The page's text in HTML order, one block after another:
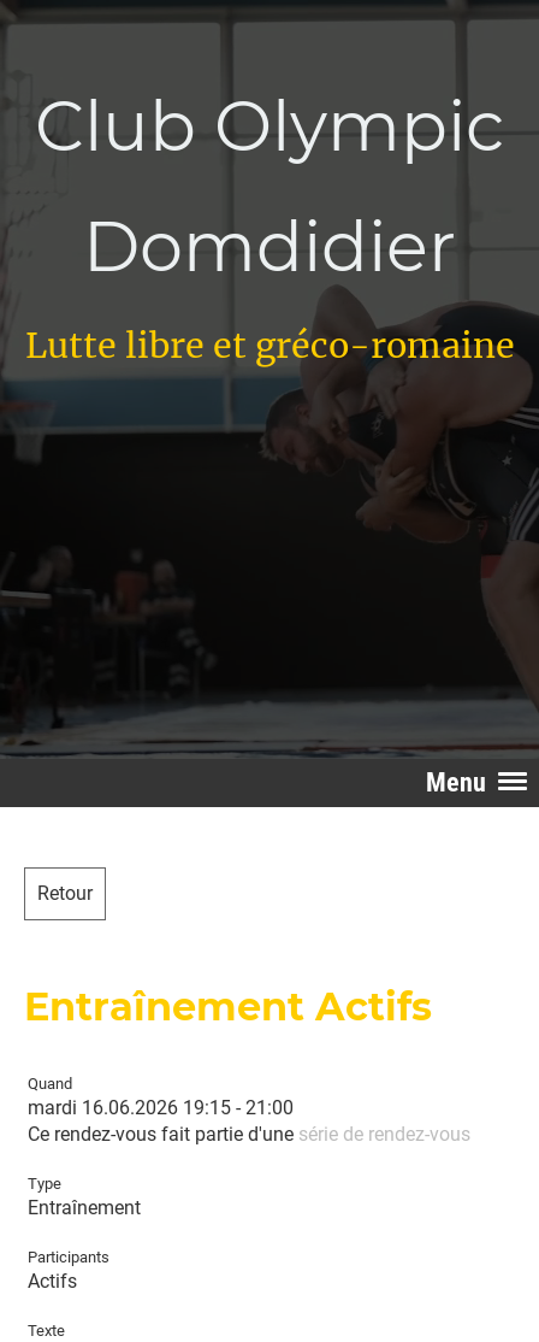
Club Olympic
Domdidier
Lutte libre et gréco-romaine
Menu
Retour
Entraînement Actifs
Quand
mardi 16.06.2026 19:15 - 21:00
Ce rendez-vous fait partie d'une série de rendez-vous
Type
Entraînement
Participants
Actifs
Texte